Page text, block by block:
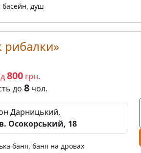
басейн, душ
рибалки»
800грн.
до 8чол.
Дарницький,
Осокорський, 18
баня, баня на дровах